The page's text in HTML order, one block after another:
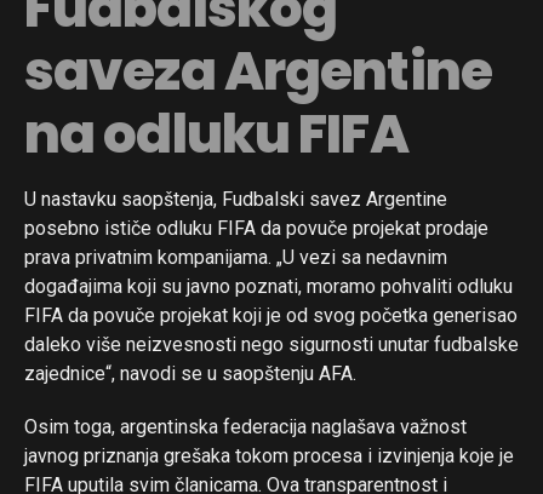
saveza Argentine
na odluku FIFA
U nastavku saopštenja, Fudbalski savez Argentine
posebno ističe odluku FIFA da povuče projekat prodaje
prava privatnim kompanijama. „U vezi sa nedavnim
događajima koji su javno poznati, moramo pohvaliti odluku
FIFA da povuče projekat koji je od svog početka generisao
daleko više neizvesnosti nego sigurnosti unutar fudbalske
zajednice“, navodi se u saopštenju AFA.
Osim toga, argentinska federacija naglašava važnost
javnog priznanja grešaka tokom procesa i izvinjenja koje je
FIFA uputila svim članicama. Ova transparentnost i